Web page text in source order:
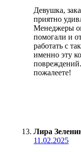
Девушка,
приятно
Менеджеры
помогали и
работать с
именно эту
пожалеете!
Лира
11.02.2025